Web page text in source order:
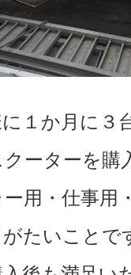
１か月に３
ーターを購
用・仕事用
たいことで